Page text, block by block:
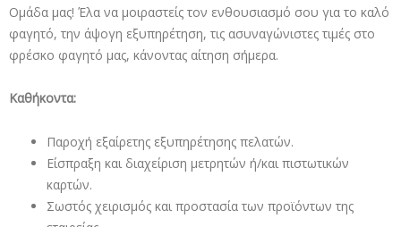
Ομάδα μας! Έλα να μοιραστείς τον ενθουσιασμό σου για το καλό
φαγητό, την άψογη εξυπηρέτηση, τις ασυναγώνιστες τιμές στο
φρέσκο φαγητό μας, κάνοντας αίτηση σήμερα.
Καθήκοντα:
Παροχή εξαίρετης εξυπηρέτησης πελατών.
Είσπραξη και διαχείριση μετρητών ή/και πιστωτικών
καρτών.
Σωστός χειρισμός και προστασία των προϊόντων της